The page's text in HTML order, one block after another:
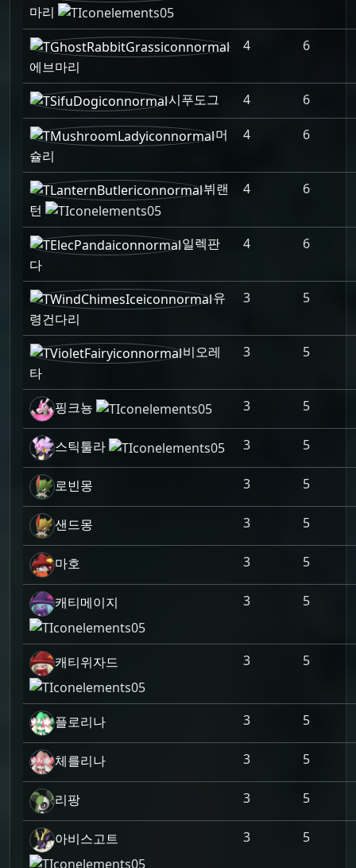
마리
에브마리
4 6
시푸도그 4
6
머
슐리
4 6
뷔랜
턴
4 6
일렉판
다
4 6
유
령건다리
3 5
비오레
타
3 5
핑크뇽 3 5
스틱툴라 3 5
로빈몽 3 5
샌드몽 3 5
마호 3 5
캐티메이지 3 5
캐티위자드 3 5
플로리나 3 5
체를리나 3 5
리팡 3 5
아비스고트 3 5